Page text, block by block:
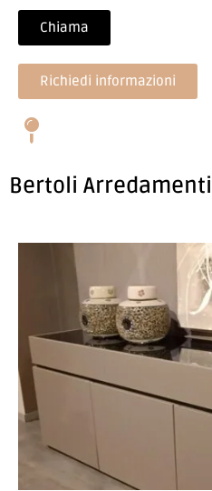
Chiama
Richiedi informazioni
Bertoli